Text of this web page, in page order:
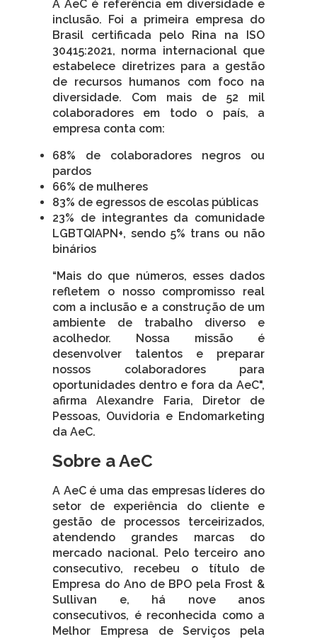
A AeC é referência em diversidade e
inclusão. Foi a primeira empresa do
Brasil certificada pelo Rina na ISO
30415:2021, norma internacional que
estabelece diretrizes para a gestão
de recursos humanos com foco na
diversidade. Com mais de 52 mil
colaboradores em todo o país, a
empresa conta com:
68% de colaboradores negros ou
pardos
66% de mulheres
83% de egressos de escolas públicas
23% de integrantes da comunidade
LGBTQIAPN+, sendo 5% trans ou não
binários
“Mais do que números, esses dados
refletem o nosso compromisso real
com a inclusão e a construção de um
ambiente de trabalho diverso e
acolhedor. Nossa missão é
desenvolver talentos e preparar
nossos colaboradores para
oportunidades dentro e fora da AeC",
afirma Alexandre Faria, Diretor de
Pessoas, Ouvidoria e Endomarketing
da AeC.
Sobre a AeC
A AeC é uma das empresas líderes do
setor de experiência do cliente e
gestão de processos terceirizados,
atendendo grandes marcas do
mercado nacional. Pelo terceiro ano
consecutivo, recebeu o título de
Empresa do Ano de BPO pela Frost &
Sullivan e, há nove anos
consecutivos, é reconhecida como a
Melhor Empresa de Serviços pela